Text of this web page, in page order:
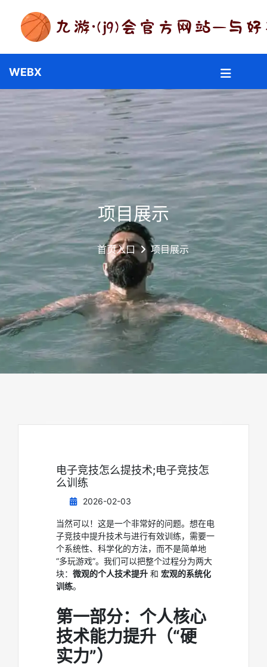
项目展示
首页入口 项目展示
电子竞技怎么提技术;电子竞技怎
么训练
2026-02-03
当然可以！这是一个非常好的问题。想在电
子竞技中提升技术与进行有效训练，需要一
个系统性、科学化的方法，而不是简单地
“多玩游戏”。我们可以把整个过程分为两大
块： 微观的个人技术提升 和 宏观的系统化
训练。
第一部分：个人核心
技术能力提升（“硬
实力”）